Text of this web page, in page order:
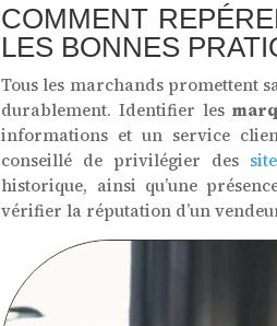
COMMENT
LES BONNES
Tous les marchands promettent
durablement. Identifier les
informations et un service
conseillé de privilégier des
historique, ainsi qu’une
vérifier la réputation d’un